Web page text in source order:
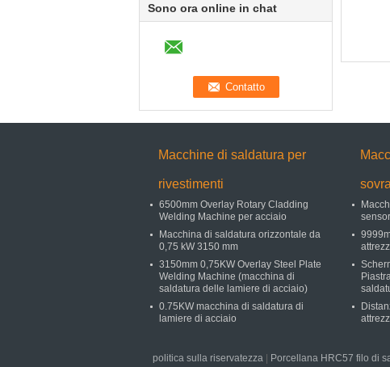
Sono ora online in chat
Macchine di saldatura per
rivestimenti
6500mm Overlay Rotary Cladding
Welding Machine per acciaio
Macchina di saldatura orizzontale da
0,75 kW 3150 mm
3150mm 0,75KW Overlay Steel Plate
Welding Machine (macchina di
saldatura delle lamiere di acciaio)
0.75KW macchina di saldatura di
lamiere di acciaio
politica sulla riservatezza | Porcellana HRC57 filo di